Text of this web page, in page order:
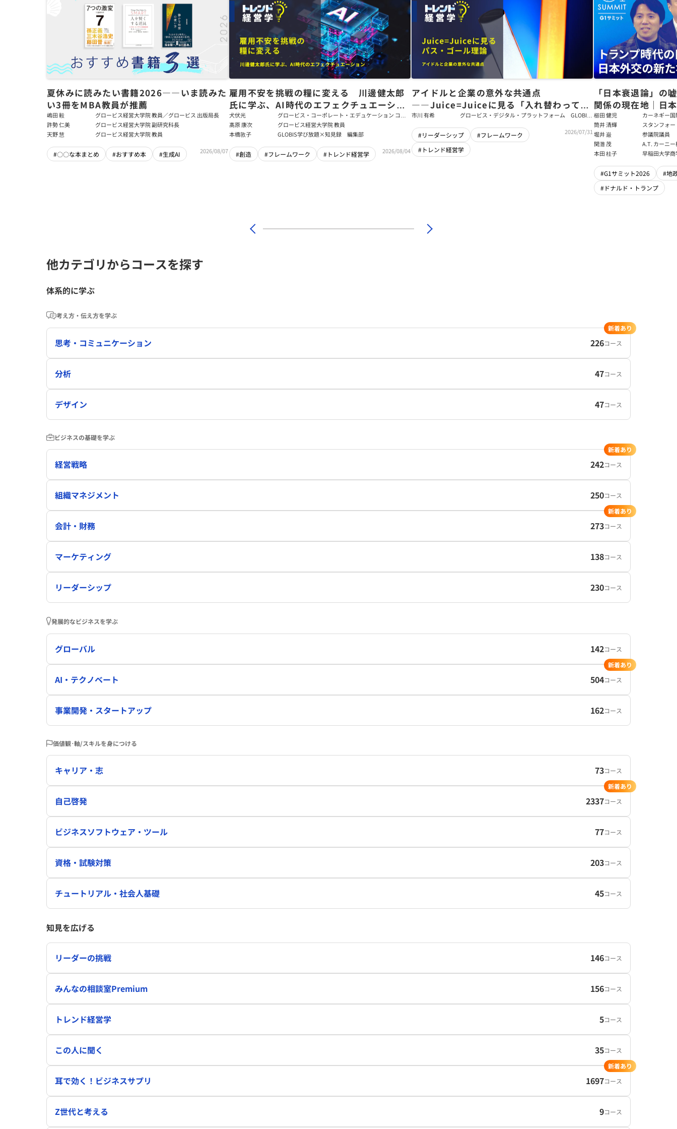
夏休みに読みたい書籍2026――いま読みた
い3冊をMBA教員が推薦
嶋田 毅
グロービス経営大学院 教員／グロービス 出版局長
許勢 仁美
グロービス経営大学院 副研究科長
天野 慧
グロービス経営大学院 教員
#〇〇な本まとめ #おすすめ本 #生成AI 2026/08/07
雇用不安を挑戦の糧に変える 川邊健太郎
氏に学ぶ、AI時代のエフェクチュエーショ
ン
犬伏光
グロービス・コーポレート・エデュケーション コー
ポレート・ソリューション・チーム コンサルタント
髙原 康次
グロービス経営大学院 教員
本橋敦子
GLOBIS学び放題×知見録 編集部
#創造 #フレームワーク #トレンド経営学 2026/08/04
アイドルと企業の意外な共通点
――Juice=Juiceに見る「入れ替わっても
強いチーム」をつくるパス・ゴール理論
市川 有希
グロービス・デジタル・プラットフォーム GLOBIS
#リーダーシップ
#フレームワーク
#トレンド経営学
2026/07/31
「日本衰退論」の
関係の現在地｜日
戦略【櫛田健児×
輝】
櫛田 健児
カーネギー
ラムディレ
筒井 清輝
スタンフォ
大学アジア
フェロー
堀井 巌
参議院議員
関灘 茂
A.T. カーニ
本法人会長
本田 桂子 早稲田大学
#G1サミット2026
#地
#ドナルド・トランプ
他カテゴリからコースを探す
体系的に学ぶ
考え方・伝え方を学ぶ
思考・コミュニケーション 226コース
新着あり
分析 47コース
デザイン 47コース
ビジネスの基礎を学ぶ
経営戦略 242コース
新着あり
組織マネジメント 250コース
会計・財務 273コース
新着あり
マーケティング 138コース
リーダーシップ 230コース
発展的なビジネスを学ぶ
グローバル 142コース
AI・テクノベート 504コース
新着あり
事業開発・スタートアップ 162コース
価値観･軸/スキルを身につける
キャリア・志 73コース
自己啓発 2337コース
新着あり
ビジネスソフトウェア・ツール 77コース
資格・試験対策 203コース
チュートリアル・社会人基礎 45コース
知見を広げる
リーダーの挑戦 146コース
みんなの相談室Premium 156コース
トレンド経営学 5コース
この人に聞く 35コース
耳で効く！ビジネスサプリ 1697コース
新着あり
Z世代と考える 9コース